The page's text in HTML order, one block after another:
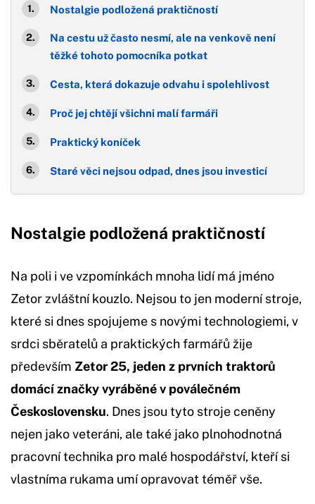
Nostalgie podložená praktičností
Na cestu už často nesmí, ale na venkově není
těžké tohoto pomocníka potkat
Cesta, která dokazuje odvahu i spolehlivost
Proč jej chtějí všichni malí farmáři
Praktický koníček
Staré věci nejsou odpad, dnes jsou investicí
Nostalgie podložená praktičností
Na poli i ve vzpomínkách mnoha lidí má jméno
Zetor zvláštní kouzlo. Nejsou to jen moderní stroje,
které si dnes spojujeme s novými technologiemi, v
srdci sběratelů a praktických farmářů žije
především Zetor 25, jeden z prvních traktorů
domácí značky vyráběné v poválečném
Československu. Dnes jsou tyto stroje ceněny
nejen jako veteráni, ale také jako plnohodnotná
pracovní technika pro malé hospodářství, kteří si
vlastníma rukama umí opravovat téměř vše.